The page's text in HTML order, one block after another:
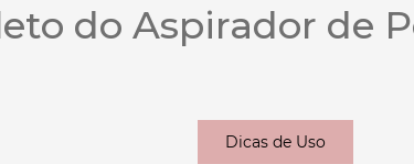
do Aspirador de
Dicas de Uso